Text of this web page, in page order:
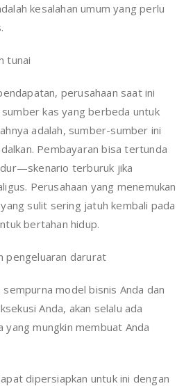
kesalahan umum yang perlu
tunai
perusahaan saat ini
kas yang berbeda untuk
adalah, sumber-sumber ini
Pembayaran bisa tertunda
terburuk jika
Perusahaan yang menemukan
sulit sering jatuh kembali pada
bertahan hidup.
pengeluaran darurat
model bisnis Anda dan
Anda, akan selalu ada
mungkin membuat Anda
dipersiapkan untuk ini dengan